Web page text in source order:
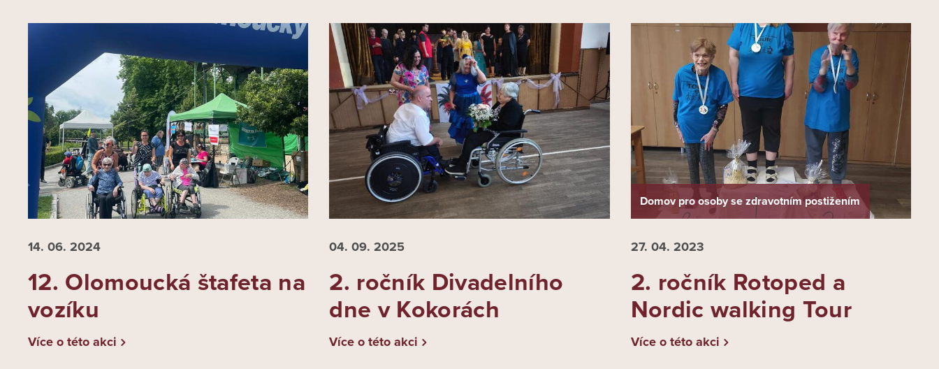
14. 06. 2024
12. Olomoucká štafeta na
vozíku
Více o této akci
04. 09.2025
2. ročník Divadelního
dne v Kokorách
Více o této akci
Domov pro osoby se zdravotním postižením
27. 04. 2023
2. ročník Rotoped a
Nordic walking Tour
Více o této akci